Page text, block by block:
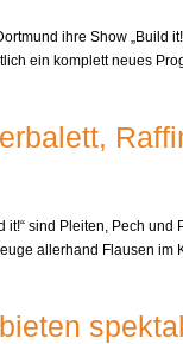
ihre Show
ein komplett neues
sind Pleiten, Pech
allerhand Flausen